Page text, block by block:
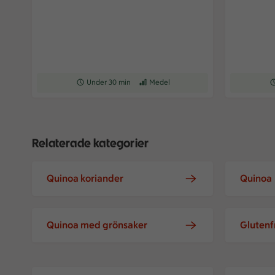
Receptet tar Under 30 min att tillaga
Under 30 min Receptet har Medel svårighetsgrad
Medel
Relaterade kategorier
Quinoa koriander Quinoa
Quinoa med grönsaker